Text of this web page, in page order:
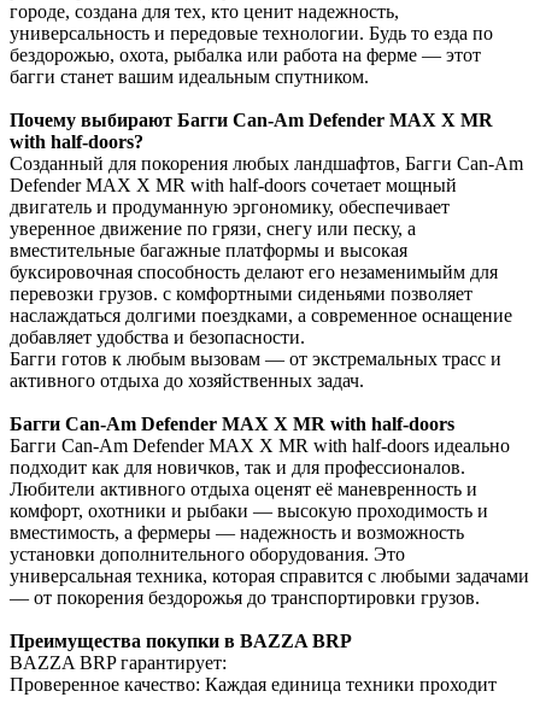
городе, создана для тех, кто ценит надежность,
универсальность и передовые технологии. Будь то езда по
бездорожью, охота, рыбалка или работа на ферме — этот
багги станет вашим идеальным спутником.
Почему выбирают Багги Can-Am Defender MAX X MR
with half-doors?
Созданный для покорения любых ландшафтов, Багги Can-Am
Defender MAX X MR with half-doors сочетает мощный
двигатель и продуманную эргономику, обеспечивает
уверенное движение по грязи, снегу или песку, а
вместительные багажные платформы и высокая
буксировочная способность делают его незаменимыйм для
перевозки грузов. с комфортными сиденьями позволяет
наслаждаться долгими поездками, а современное оснащение
добавляет удобства и безопасности.
Багги готов к любым вызовам — от экстремальных трасс и
активного отдыха до хозяйственных задач.
Багги Can-Am Defender MAX X MR with half-doors
Багги Can-Am Defender MAX X MR with half-doors идеально
подходит как для новичков, так и для профессионалов.
Любители активного отдыха оценят её маневренность и
комфорт, охотники и рыбаки — высокую проходимость и
вместимость, а фермеры — надежность и возможность
установки дополнительного оборудования. Это
универсальная техника, которая справится с любыми задачами
— от покорения бездорожья до транспортировки грузов.
Преимущества покупки в BAZZA BRP
BAZZA BRP гарантирует:
Проверенное качество: Каждая единица техники проходит